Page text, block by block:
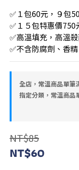
✅１包60元，９包
✅１５包特惠價750
✅高溫填充，高溫
✅不含防腐劑、香
全店，常溫商品單
指定分類，常溫商品
NT$85
NT$60